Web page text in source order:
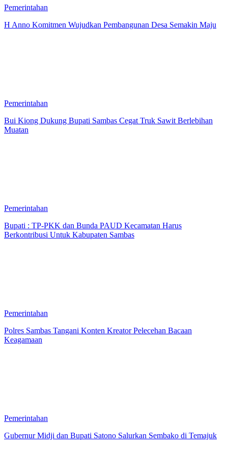
Pemerintahan
H Anno Komitmen Wujudkan Pembangunan Desa Semakin Maju
Pemerintahan
Bui Kiong Dukung Bupati Sambas Cegat Truk Sawit Berlebihan
Muatan
Pemerintahan
Bupati : TP-PKK dan Bunda PAUD Kecamatan Harus
Berkontribusi Untuk Kabupaten Sambas
Pemerintahan
Polres Sambas Tangani Konten Kreator Pelecehan Bacaan
Keagamaan
Pemerintahan
Gubernur Midji dan Bupati Satono Salurkan Sembako di Temajuk